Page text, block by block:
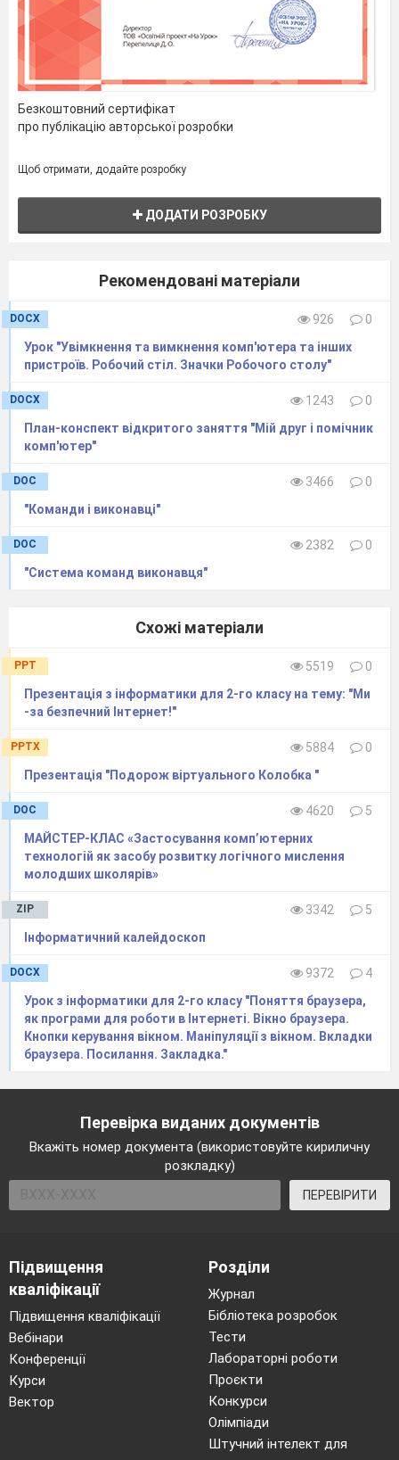
Безкоштовний сертифікат
про публікацію авторської розробки
Щоб отримати, додайте розробку
ДОДАТИ РОЗРОБКУ
Рекомендовані матеріали
DOCX 926
0
Урок "Увімкнення та вимкнення комп'ютера та інших
пристроїв. Робочий стіл. Значки Робочого столу"
DOCX 1243
0
План-конспект відкритого заняття "Мій друг і помічник
комп'ютер"
DOC 3466
0
"Команди і виконавці"
DOC 2382
0
"Система команд виконавця"
Схожі матеріали
PPT 5519
0
Презентація з інформатики для 2-го класу на тему: "Ми
-за бeзпeчний Інтeрнeт!"
PPTX 5884
0
Презентація "Подорож віртуального Колобка "
DOC 4620
5
МАЙСТЕР-КЛАС «Застосування комп’ютерних
технологій як засобу розвитку логічного мислення
молодших школярів»
ZIP 3342
5
Інформатичний калейдоскоп
DOCX 9372
4
Урок з інформатики для 2-го класу "Поняття браузера,
як програми для роботи в Інтернеті. Вікно браузера.
Кнопки керування вікном. Маніпуляції з вікном. Вкладки
браузера. Посилання. Закладка."
Перевірка виданих документів
Вкажіть номер документа (використовуйте кириличну
розкладку)
ПЕРЕВІРИТИ
Підвищення
кваліфікації
Підвищення кваліфікації
Вебінари
Конференції
Курси
Вектор
Розділи
Журнал
Бібліотека розробок
Тести
Лабораторні роботи
Проєкти
Конкурси
Олімпіади
Штучний інтелект для